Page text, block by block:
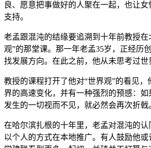
良、愿意把事做好的人聚在一起，也让
支持。
老孟跟混沌的结缘要追溯到十年前教授在
观”的那堂课。那一年老孟35岁，正经历
找发展方向。在此之前，他从未思考过世
教授的课程打开了他对“世界观”的看见
界的高速变化，并有一种强烈的预感：
发生的一切视而不见，就必然会再次折戟
在哈尔滨扎根的十年里，老孟对混沌的
以个人的方式在本地推广。有人鼓励他或